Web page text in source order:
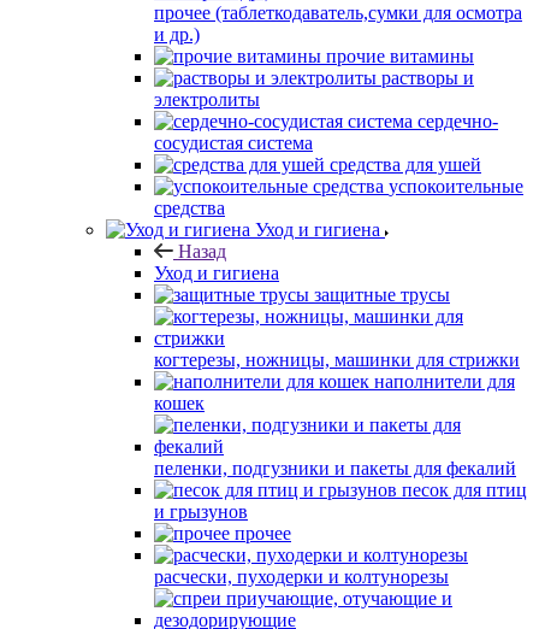
прочее (таблеткодаватель,сумки для осмотра
и др.)
прочие витамины
растворы и
электролиты
сердечно-
сосудистая система
средства для ушей
успокоительные
средства
Уход и гигиена
Назад
Уход и гигиена
защитные трусы
когтерезы, ножницы, машинки для стрижки
наполнители для
кошек
пеленки, подгузники и пакеты для фекалий
песок для птиц
и грызунов
прочее
расчески, пуходерки и колтунорезы